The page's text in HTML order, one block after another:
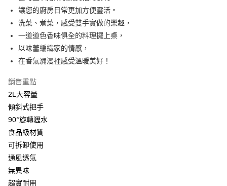
２．訂單成立數日內，您將收到繳費通知簡訊。
３．收到繳費通知簡訊後14天內，點擊此簡訊中的連結，可透過四大超商／
ATM／網路銀行／等多元方式進行付款，方視為交易完成。
購買商品的店家。未經商家同意取消之訂單仍視為有效，需透過AFTEE先享
後付繳納相關費用。
※ 交易是否成功請以「AFTEE先享後付 」之結帳頁面顯示為準，若有關於
是否繳費成功／繳費後需取消欲退款等相關疑問，請聯繫「AFTEE先享後付
【注意事項】
１．透過由恩沛科技股份有限公司提供之「AFTEE先享後付」服務完成之交
易，需依本服務之必要範圍內提供個人資料，並將交易相關給付款項請求債
權轉讓予恩沛科技股份有限公司。
２．關於個人資料處理事宜，請瀏覽以下網址：
３．未成年的使用者請事先徵得法定代理人或監護人之同意方可使用
「AFTEE先享後付」，若未經同意申辦者引起之損失，本公司不負相關責
任。
４．使用「AFTEE先享後付」時，將依據個別帳號之用戶狀況，依本公司即
時審查核予不同之上限額度；若仍有額度不足之情形，本公司將視審查結果
每筆NT$60，滿NT$499(含以上)免運費
7-11取貨(快速到店)
每筆NT$115
宅配
離島宅配
每筆NT$150
讓您的廚房日常更加方便靈活。
洗菜、煮菜，感受雙手實做的樂趣，
一道道色香味俱全的料理擺上桌，
以味蕾編織家的情感，
在香氣瀰漫裡感受溫暖美好！
銷售重點
2L大容量
傾斜式把手
90°旋轉瀝水
食品級材質
可拆卸使用
通風透氣
無異味
超實耐用